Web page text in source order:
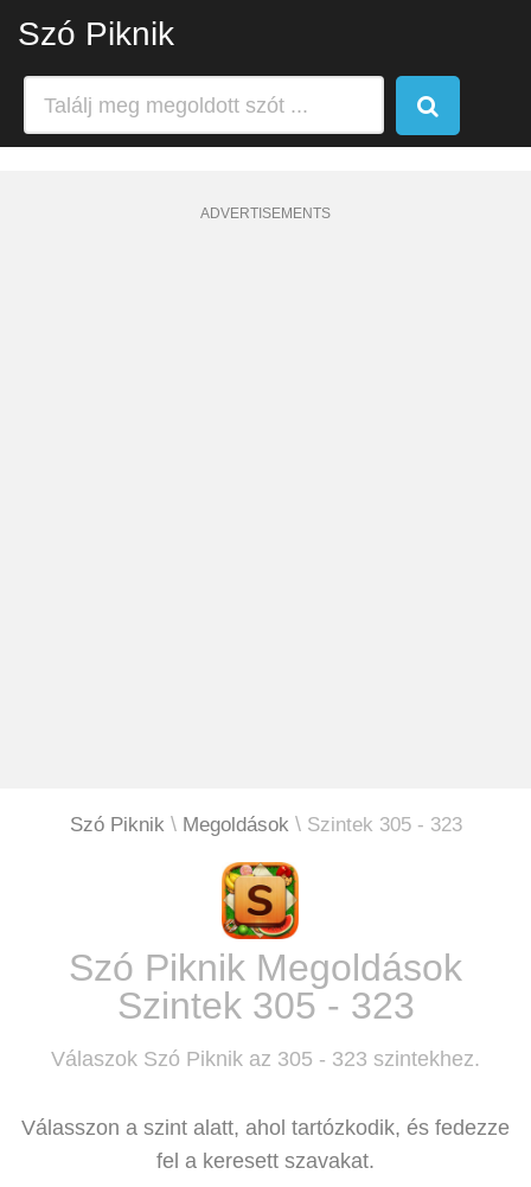
Szó Piknik
ADVERTISEMENTS
Szó Piknik Megoldások Szintek 305 - 323
Szó Piknik Megoldások
Szintek 305 - 323
Válaszok Szó Piknik az 305 - 323 szintekhez.
Válasszon a szint alatt, ahol tartózkodik, és fedezze
fel a keresett szavakat.